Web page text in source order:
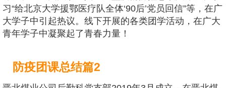
习“给北京大学援鄂医疗队全体‘90后’党员回信”等，在广
大学子中引起热议。线下开展的各类团学活动，在广大
青年学子中凝聚起了青春力量！
防疫团课总结篇2